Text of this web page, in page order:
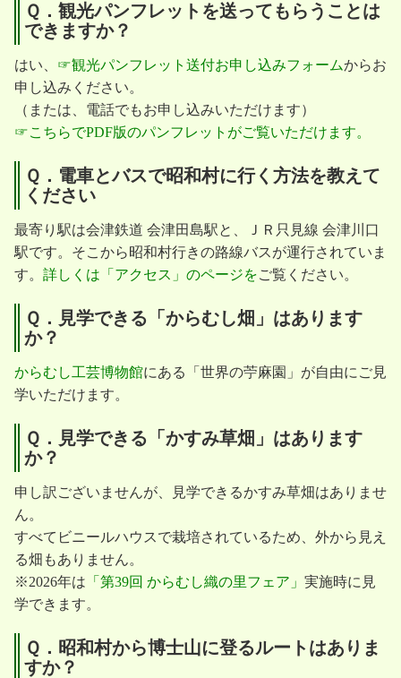
Ｑ．観光パンフレットを送ってもらうことは
できますか？
はい、 ☞観光パンフレット送付お申し込みフォームからお
申し込みください。
（または、電話でもお申し込みいただけます）
☞こちらでPDF版のパンフレットがご覧いただけます。
Ｑ．電車とバスで昭和村に行く方法を教えて
ください
最寄り駅は会津鉄道 会津田島駅と、ＪＲ只見線 会津川口
駅です。そこから昭和村行きの路線バスが運行されていま
す。 詳しくは「アクセス」のページをご覧ください。
Ｑ．見学できる「からむし畑」はあります
か？
からむし工芸博物館にある「世界の苧麻園」が自由にご見
学いただけます。
Ｑ．見学できる「かすみ草畑」はあります
か？
申し訳ございませんが、見学できるかすみ草畑はありませ
ん。
すべてビニールハウスで栽培されているため、外から見え
る畑もありません。
※2026年は 「第39回 からむし織の里フェア」 実施時に見
学できます。
Ｑ．昭和村から博士山に登るルートはありま
すか？